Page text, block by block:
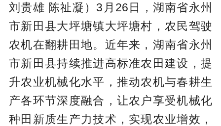
刘贵雄 陈祉凝）3月26日，湖南省永州
市新田县大坪塘镇大坪塘村，农民驾驶
农机在翻耕田地。近年来，湖南省永州
市新田县持续推进高标准农田建设，提
升农业机械化水平，推动农机与春耕生
产各环节深度融合，让农户享受机械化
种田新质生产力技术，实现农业增效，